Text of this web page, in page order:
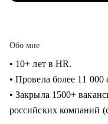
Обо мне
• 10+ лет в HR.
• Провела более 11 000
• Закрыла 1500+
российских компаний